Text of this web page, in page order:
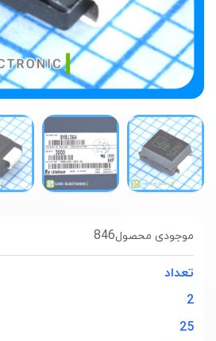
846موجودی محصول
تعداد
2
25